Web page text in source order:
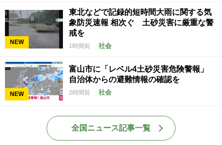
NEW
東北などで記録的短時間大雨に関する気
象防災速報 相次ぐ 土砂災害に厳重な警
戒を
1時間前 社会
NEW
富山市に「レベル4土砂災害危険警報」
自治体からの避難情報の確認を
2時間前 社会
全国ニュース記事一覧